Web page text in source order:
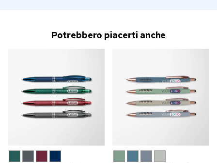
Potrebbero piacerti anche